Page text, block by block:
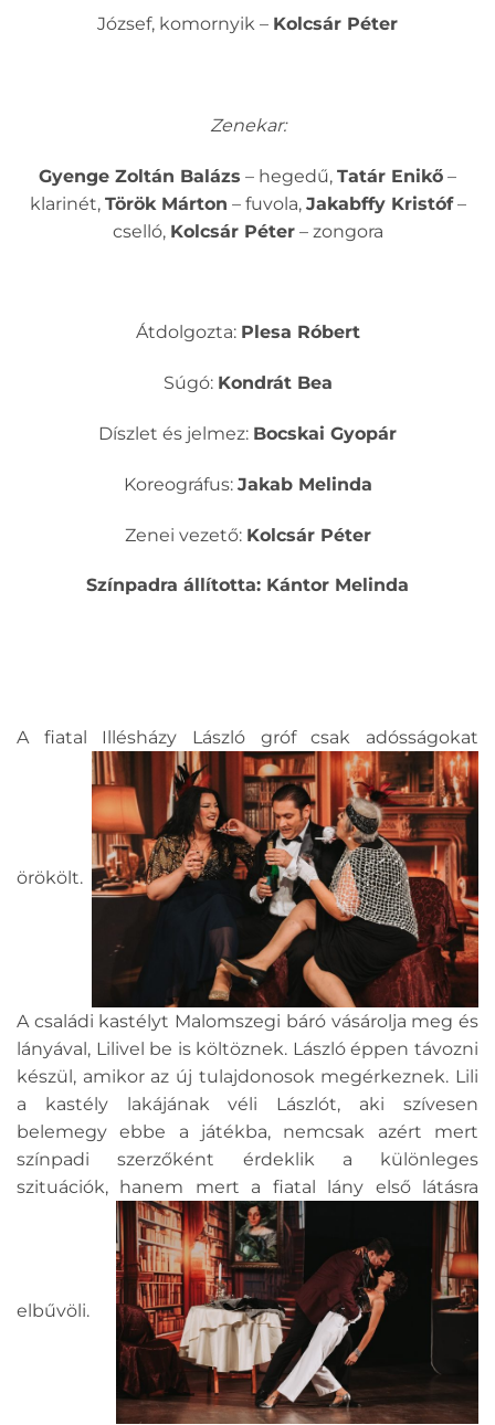
József, komornyik – Kolcsár Péter
Zenekar:
Gyenge Zoltán Balázs – hegedű, Tatár Enikő –
klarinét, Török Márton – fuvola, Jakabffy Kristóf–
cselló, Kolcsár Péter– zongora
Átdolgozta: Plesa Róbert
Súgó: Kondrát Bea
Díszlet és jelmez: Bocskai Gyopár
Koreográfus: Jakab Melinda
Zenei vezető: Kolcsár Péter
Színpadra állította: Kántor Melinda
A fiatal Illésházy László gróf csak adósságokat
örökölt.
A családi kastélyt Malomszegi báró vásárolja meg és
lányával, Lilivel be is költöznek. László éppen távozni
készül, amikor az új tulajdonosok megérkeznek. Lili
a kastély lakájának véli Lászlót, aki szívesen
belemegy ebbe a játékba, nemcsak azért mert
színpadi szerzőként érdeklik a különleges
szituációk, hanem mert a fiatal lány első látásra
elbűvöli.